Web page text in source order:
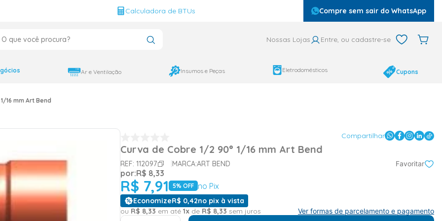
Calculadora de BTUs Compre sem sair do WhatsApp
Nossas Lojas Entre, ou cadastre-se
Ar e Ventilação Insumos e Peças Eletrodomésticos Cupons
16 mm Art Bend
Compartilhar
Curva de Cobre 1/2 90° 1/16 mm Art Bend
REF: 112097 MARCA:ART BEND Favoritar
por:R$ 8,33
R$ 7,91 5% OFF no Pix
EconomizeR$ 0,42no pix à vista
ou R$ 8,33 em até 1xde R$ 8,33 sem juros Ver formas de parcelamento e pagamento